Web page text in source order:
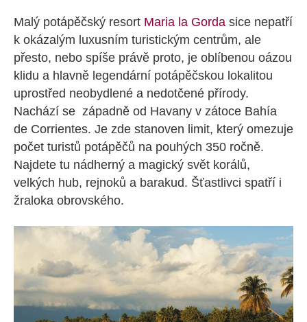
Malý potápěčský resort Maria la Gorda sice nepatří
k okázalým luxusním turistickým centrům, ale
přesto, nebo spíše právě proto, je oblíbenou oázou
klidu a hlavně legendární potápěčskou lokalitou
uprostřed neobydlené a nedotčené přírody.
Nachází se západně od Havany v zátoce Bahía
de Corrientes. Je zde stanoven limit, který omezuje
počet turistů potápěčů na pouhých 350 ročně.
Najdete tu nádherný a magický svět korálů,
velkých hub, rejnoků a barakud. Šťastlivci spatří i
žraloka obrovského.